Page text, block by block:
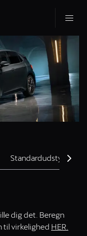
Standardudstyr
dig det. Beregn
til virkelighed HER.